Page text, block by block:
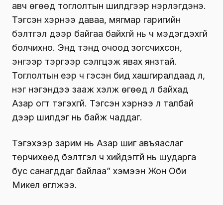
авч өгөөд тоглолтын шилдгээр нэрлэгдэнэ.
Тэгсэн хэрнээ даваа, мягмар гаригийн
бэлтгэл дээр байгаа байхгүй нь ч мэдэгдэхгүй
болчихно. Энд тэнд очоод зогсчихсон,
энүүгээр тэрүүгээр сэлгүүцэж явах янзтай.
Тоглолтын үеэр ч гэсэн бид хашгиралдаад л,
нэг нэгэндээ зааж хэлж өгөөд л байхад
Азар огт тэгэхгүй. Тэгсэн хэрнээ л талбай
дээр шилдэг нь байж чаддаг.
Тэгэхээр зарим нь Азар шиг авъяаслаг
төрчихөөд бэлтгэл ч хийдэггүй нь шударга
бус санагддаг байлаа” хэмээн Жон Оби
Микел өгүүлжээ.